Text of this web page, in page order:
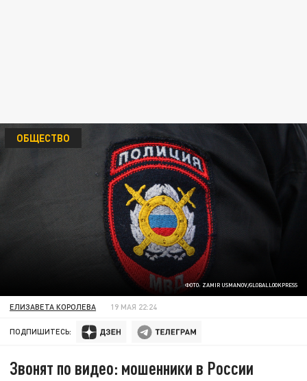
ФОТО: ZAMIR USMANOV/GLOBALLOOKPRESS
ОБЩЕСТВО
ЕЛИЗАВЕТА КОРОЛЕВА 19 МАЯ 22:24
ПОДПИШИТЕСЬ:
Звонят по видео: мошенники в России